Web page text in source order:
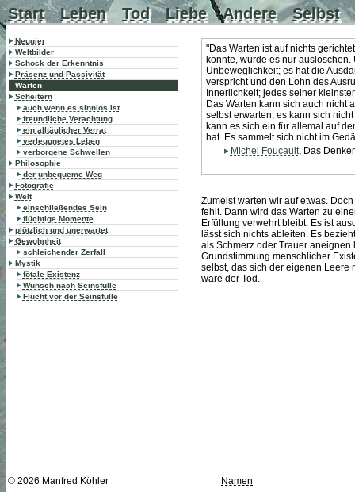
Start Leben Tod Liebe Andere Selbst
Neugier
Weltbilder
Schock der Erkenntnis
Präsenz und Passivität
Warten
Scheitern
auch wenn es sinnlos ist
freundliche Verachtung
ein alltäglicher Verrat
verleugnetes Leben
verborgene Schwellen
Philosophie
der unbequeme Weg
Fotografie
Welt
einschließendes Sein
flüchtige Momente
plötzlich und unerwartet
Gewohnheit
schleichender Zerfall
Mystik
fötale Existenz
Wunsch nach Seinsfülle
Flucht vor der Seinsfülle
"Das Warten ist auf nichts
könnte, würde es nur
Unbeweglichkeit; es hat die
verspricht und den Lohn des
Innerlichkeit; jedes seiner
Das Warten kann sich auch nicht
selbst erwarten, es kann sich
kann es sich ein für allemal auf
hat. Es sammelt sich nicht im
Michel Foucault, Das
Zumeist warten wir auf etwas.
fehlt. Dann wird das Warten zu
Erfüllung verwehrt bleibt. Es ist
lässt sich nichts ableiten. Es
als Schmerz oder Trauer aneignen
Grundstimmung menschlicher
selbst, das sich der eigenen Leere
wäre der Tod.